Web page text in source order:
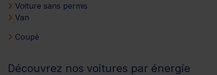
Voiture sans permis
Van
Coupé
Découvrez nos voitures par énergie